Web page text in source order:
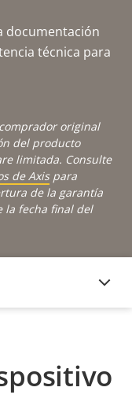
documentación
técnica para
original
del producto
limitada. Consulte
de Axispara
de la garantía
la fecha final del